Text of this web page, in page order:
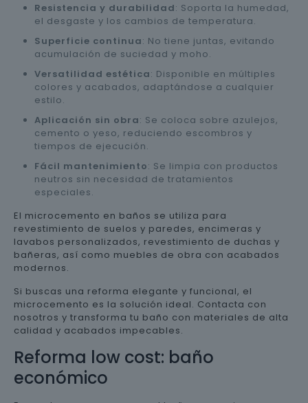
Resistencia y durabilidad: Soporta la humedad,
el desgaste y los cambios de temperatura.
Superficie continua: No tiene juntas, evitando
acumulación de suciedad y moho.
Versatilidad estética: Disponible en múltiples
colores y acabados, adaptándose a cualquier
estilo.
Aplicación sin obra: Se coloca sobre azulejos,
cemento o yeso, reduciendo escombros y
tiempos de ejecución.
Fácil mantenimiento: Se limpia con productos
neutros sin necesidad de tratamientos
especiales.
El microcemento en baños se utiliza para
revestimiento de suelos y paredes, encimeras y
lavabos personalizados, revestimiento de duchas y
bañeras, así como muebles de obra con acabados
modernos.
Si buscas una reforma elegante y funcional, el
microcemento es la solución ideal. Contacta con
nosotros y transforma tu baño con materiales de alta
calidad y acabados impecables.
Reforma low cost: baño
económico